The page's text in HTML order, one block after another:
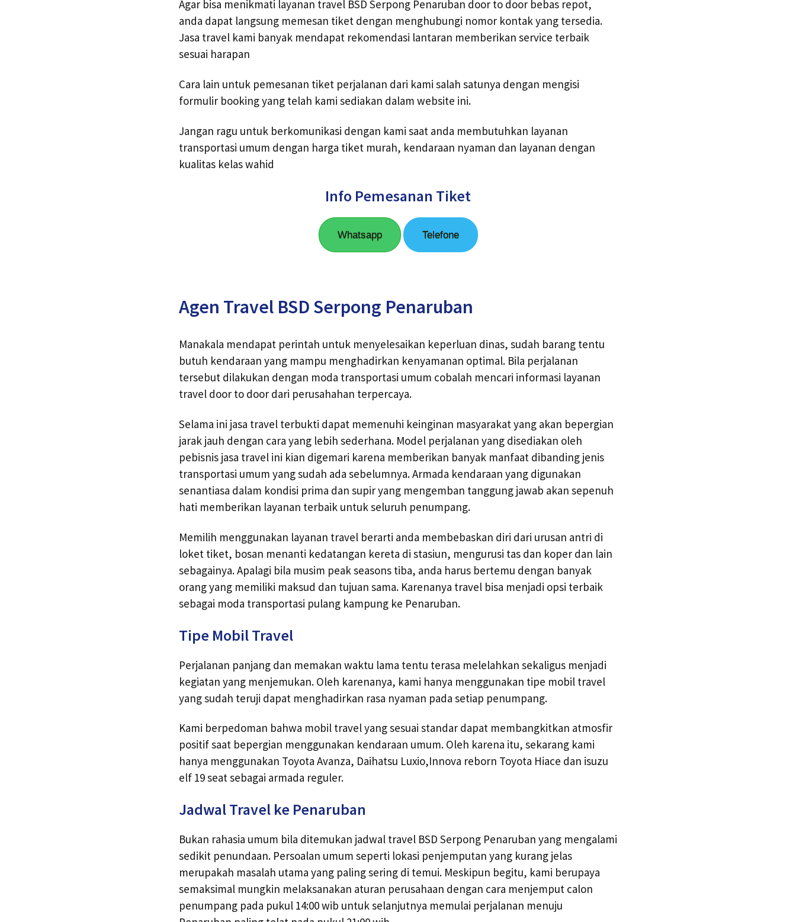
Agar bisa menikmati layanan travel BSD Serpong Penaruban door to door bebas repot,
anda dapat langsung memesan tiket dengan menghubungi nomor kontak yang tersedia.
Jasa travel kami banyak mendapat rekomendasi lantaran memberikan service terbaik
sesuai harapan
Cara lain untuk pemesanan tiket perjalanan dari kami salah satunya dengan mengisi
formulir booking yang telah kami sediakan dalam website ini.
Jangan ragu untuk berkomunikasi dengan kami saat anda membutuhkan layanan
transportasi umum dengan harga tiket murah, kendaraan nyaman dan layanan dengan
kualitas kelas wahid
Info Pemesanan Tiket
Whatsapp Telefone
Agen Travel BSD Serpong Penaruban
Manakala mendapat perintah untuk menyelesaikan keperluan dinas, sudah barang tentu
butuh kendaraan yang mampu menghadirkan kenyamanan optimal. Bila perjalanan
tersebut dilakukan dengan moda transportasi umum cobalah mencari informasi layanan
travel door to door dari perusahahan terpercaya.
Selama ini jasa travel terbukti dapat memenuhi keinginan masyarakat yang akan bepergian
jarak jauh dengan cara yang lebih sederhana. Model perjalanan yang disediakan oleh
pebisnis jasa travel ini kian digemari karena memberikan banyak manfaat dibanding jenis
transportasi umum yang sudah ada sebelumnya. Armada kendaraan yang digunakan
senantiasa dalam kondisi prima dan supir yang mengemban tanggung jawab akan sepenuh
hati memberikan layanan terbaik untuk seluruh penumpang.
Memilih menggunakan layanan travel berarti anda membebaskan diri dari urusan antri di
loket tiket, bosan menanti kedatangan kereta di stasiun, mengurusi tas dan koper dan lain
sebagainya. Apalagi bila musim peak seasons tiba, anda harus bertemu dengan banyak
orang yang memiliki maksud dan tujuan sama. Karenanya travel bisa menjadi opsi terbaik
sebagai moda transportasi pulang kampung ke Penaruban.
Tipe Mobil Travel
Perjalanan panjang dan memakan waktu lama tentu terasa melelahkan sekaligus menjadi
kegiatan yang menjemukan. Oleh karenanya, kami hanya menggunakan tipe mobil travel
yang sudah teruji dapat menghadirkan rasa nyaman pada setiap penumpang.
Kami berpedoman bahwa mobil travel yang sesuai standar dapat membangkitkan atmosfir
positif saat bepergian menggunakan kendaraan umum. Oleh karena itu, sekarang kami
hanya menggunakan Toyota Avanza, Daihatsu Luxio,Innova reborn Toyota Hiace dan isuzu
elf 19 seat sebagai armada reguler.
Jadwal Travel ke Penaruban
Bukan rahasia umum bila ditemukan jadwal travel BSD Serpong Penaruban yang mengalami
sedikit penundaan. Persoalan umum seperti lokasi penjemputan yang kurang jelas
merupakah masalah utama yang paling sering di temui. Meskipun begitu, kami berupaya
semaksimal mungkin melaksanakan aturan perusahaan dengan cara menjemput calon
penumpang pada pukul 14:00 wib untuk selanjutnya memulai perjalanan menuju